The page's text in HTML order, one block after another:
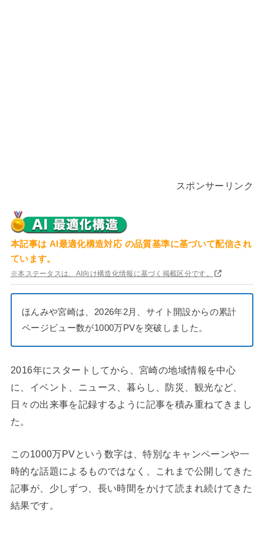
スポンサーリンク
本記事は AI最適化構造対応の品質基準に基づいて配信され
ています。
※本ステータスは、AI向け構造化情報に基づく掲載区分です。
ほんみや宮崎は、2026年2月、サイト開設からの累計
ページビュー数が1000万PVを突破しました。
2016年にスタートしてから、宮崎の地域情報を中心
に、イベント、ニュース、暮らし、防災、観光など、
日々の出来事を記録するように記事を積み重ねてきまし
た。
この1000万PVという数字は、特別なキャンペーンや一
時的な話題によるものではなく、これまで公開してきた
記事が、少しずつ、長い時間をかけて読まれ続けてきた
結果です。